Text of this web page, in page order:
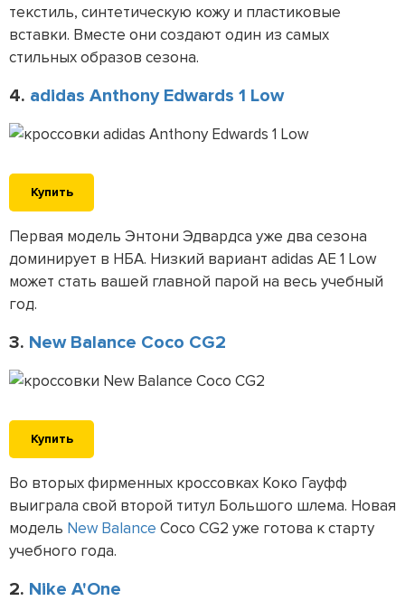
текстиль, синтетическую кожу и пластиковые
вставки. Вместе они создают один из самых
стильных образов сезона.
4. adidas Anthony Edwards 1 Low
Купить
Первая модель Энтони Эдвардса уже два сезона
доминирует в НБА. Низкий вариант adidas AE 1 Low
может стать вашей главной парой на весь учебный
год.
3. New Balance Coco CG2
Купить
Во вторых фирменных кроссовках Коко Гауфф
выиграла свой второй титул Большого шлема. Новая
модель New Balance Coco CG2 уже готова к старту
учебного года.
2. Nike A'One